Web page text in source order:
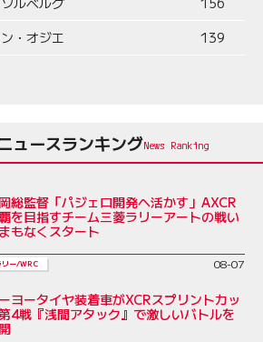
・オジエ
139
ュースランキング
総監督「パジェロ開発へ活かす」AXCR
を目指すチーム三菱ラリーアートの戦い
もなくスタート
リー/WRC 08-07
ヨータイヤ装着車がXCRスプリントカッ
4戦『浅間アタック』で激しいバトルを